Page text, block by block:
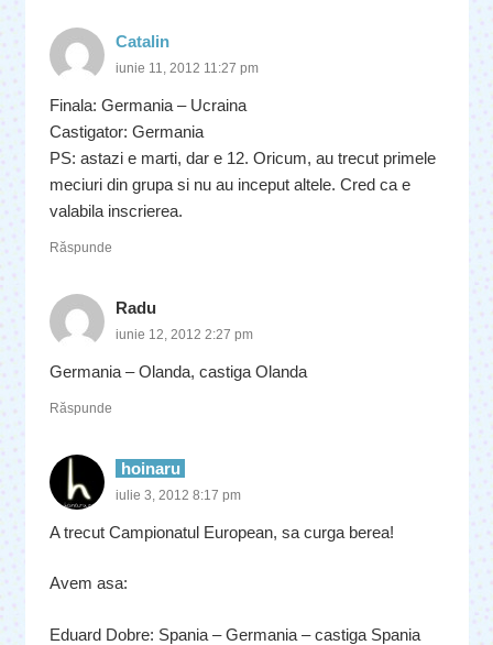
Catalin
iunie 11, 2012 11:27 pm
Finala: Germania – Ucraina
Castigator: Germania
PS: astazi e marti, dar e 12. Oricum, au trecut primele
meciuri din grupa si nu au inceput altele. Cred ca e
valabila inscrierea.
Răspunde
Radu
iunie 12, 2012 2:27 pm
Germania – Olanda, castiga Olanda
Răspunde
hoinaru
iulie 3, 2012 8:17 pm
A trecut Campionatul European, sa curga berea!
Avem asa:
Eduard Dobre: Spania – Germania – castiga Spania